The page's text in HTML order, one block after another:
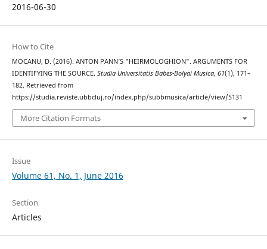
2016-06-30
How to Cite
MOCANU, D. (2016). ANTON PANN’S "HEIRMOLOGHION". ARGUMENTS FOR
IDENTIFYING THE SOURCE. Studia Universitatis Babes-Bolyai Musica, 61(1), 171–
182. Retrieved from
https://studia.reviste.ubbcluj.ro/index.php/subbmusica/article/view/5131
More Citation Formats
Issue
Volume 61, No. 1, June 2016
Section
Articles